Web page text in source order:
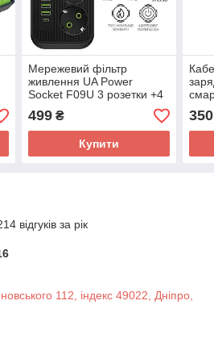
Мережевий фільтр
живлення UA Power
Socket F09U 3 розетки +4
мережевий подовжувач
розеток,
499₴
Купити
350
відгуків за рік
112, індекс 49022, Дніпро,